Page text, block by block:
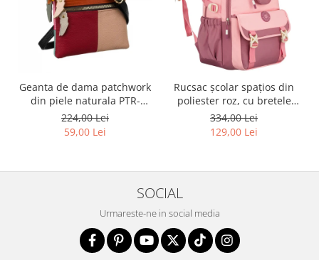
Geanta de dama patchwork
din piele naturala PTR-
1718-SKL-6922 MULTI
224,00 Lei
59,00 Lei
Rucsac școlar spațios din
poliester roz, cu bretele
reglabile - Peterson PTR-
PTN 8610-1327 PINK
334,00 Lei
129,00 Lei
SOCIAL
Urmareste-ne in social media